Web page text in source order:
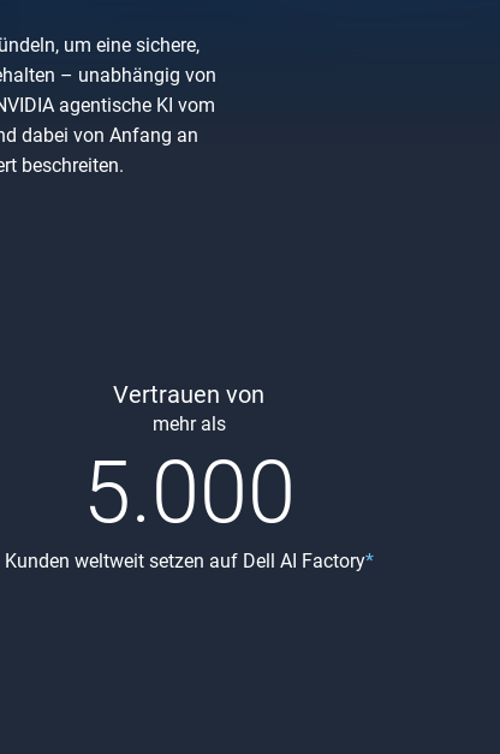
um eine sichere,
– unabhängig von
agentische KI vom
dabei von Anfang an
beschreiten.
Vertrauen von
mehr als
5.000
Kunden weltweit setzen auf Dell AI Factory*